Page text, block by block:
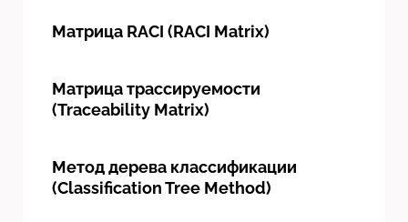
Матрица RACI (RACI Matrix)
Матрица трассируемости
(Traceability Matrix)
Метод дерева классификации
(Classification Tree Method)